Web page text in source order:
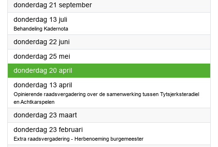
donderdag 21 september2023
donderdag 13 juli2023
Behandeling Kadernota
donderdag 22 juni2023
donderdag 25 mei2023
donderdag 20 april2023
donderdag 13 april2023
Opinierende raadsvergadering over de samenwerking tussen Tytsjerksteradiel
en Achtkarspelen
donderdag 23 maart2023
donderdag 23 februari2023
Extra raadsvergadering - Herbenoeming burgemeester